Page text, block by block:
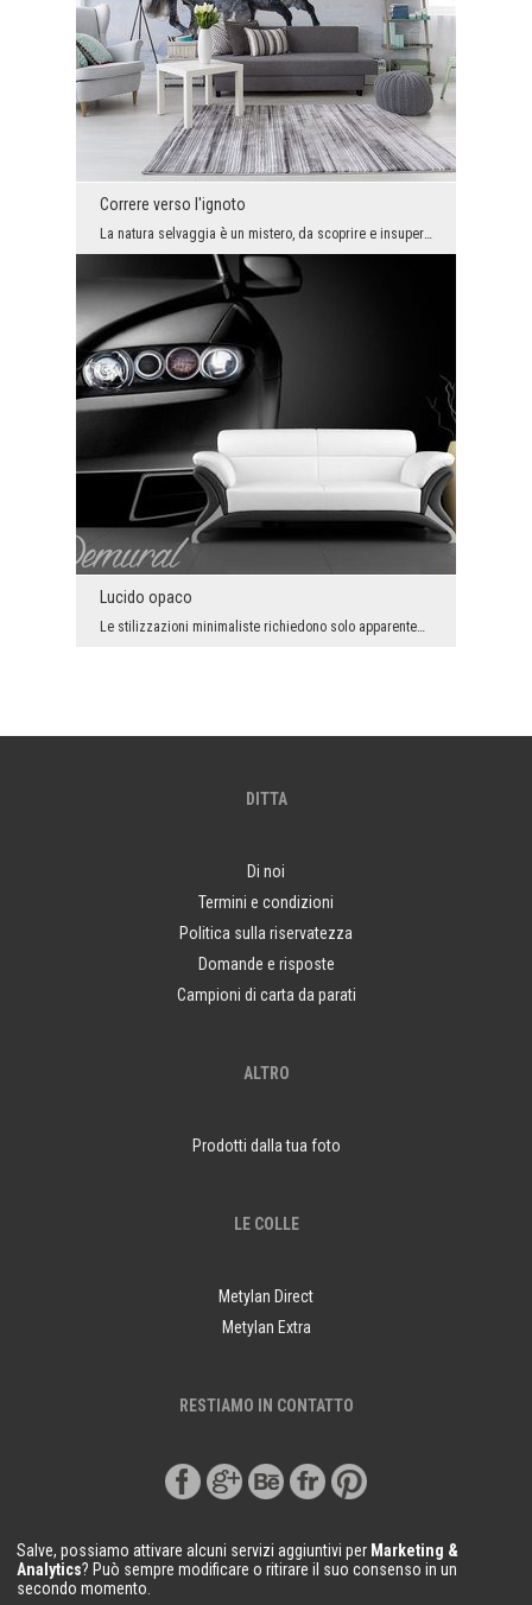
Correre verso l'ignoto
La natura selvaggia è un mistero, da scoprire e insuperabile. Se abbiamo la forza, non possiamo c...
Lucido opaco
Le stilizzazioni minimaliste richiedono solo apparentemente meno lavoro degli arrangiamenti - dic...
DITTA
Di noi
Termini e condizioni
Politica sulla riservatezza
Domande e risposte
Campioni di carta da parati
ALTRO
Prodotti dalla tua foto
LE COLLE
Metylan Direct
Metylan Extra
RESTIAMO IN CONTATTO
Salve, possiamo attivare alcuni servizi aggiuntivi per Marketing &
Analytics? Può sempre modificare o ritirare il suo consenso in un
secondo momento.